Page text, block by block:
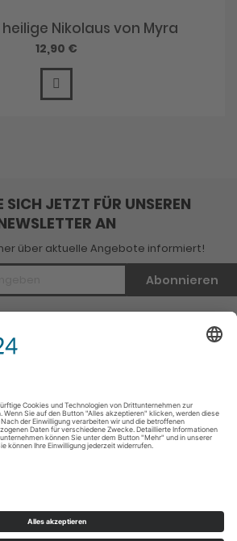
heilige Nikolaus von Myra
12,90 €
SICH JETZT FÜR UNSEREN
AN
über aktuelle Angebote informiert!
E-
Adresse
*
Abonnieren